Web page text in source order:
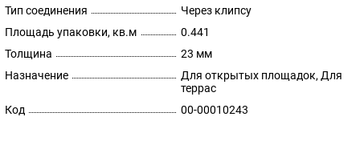
Тип соединения
Через клипсу
Площадь упаковки, кв.м
0.441
Толщина
23 мм
Назначение
Для открытых площадок, Для
террас
Код
00-00010243